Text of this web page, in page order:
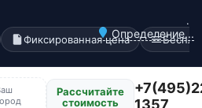
Определение...
.
Фиксированная цена
Рассчитайте
стоимость
1357